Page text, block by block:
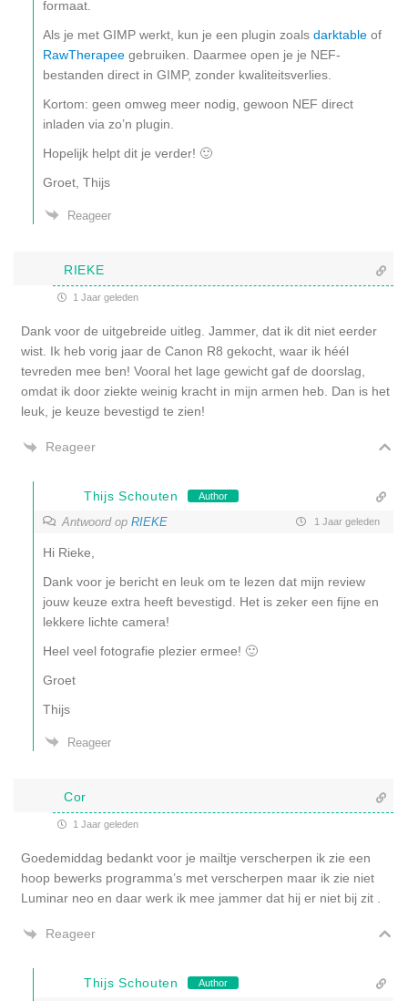
formaat.
Als je met GIMP werkt, kun je een plugin zoals darktable of
RawTherapee gebruiken. Daarmee open je je NEF-
bestanden direct in GIMP, zonder kwaliteitsverlies.
Kortom: geen omweg meer nodig, gewoon NEF direct
inladen via zo’n plugin.
Hopelijk helpt dit je verder! 🙂
Groet, Thijs
Reageer
RIEKE
1 Jaar geleden
Dank voor de uitgebreide uitleg. Jammer, dat ik dit niet eerder
wist. Ik heb vorig jaar de Canon R8 gekocht, waar ik héél
tevreden mee ben! Vooral het lage gewicht gaf de doorslag,
omdat ik door ziekte weinig kracht in mijn armen heb. Dan is het
leuk, je keuze bevestigd te zien!
Reageer
Thijs Schouten Author
Antwoord op RIEKE 1 Jaar geleden
Hi Rieke,
Dank voor je bericht en leuk om te lezen dat mijn review
jouw keuze extra heeft bevestigd. Het is zeker een fijne en
lekkere lichte camera!
Heel veel fotografie plezier ermee! 🙂
Groet
Thijs
Reageer
Cor
1 Jaar geleden
Goedemiddag bedankt voor je mailtje verscherpen ik zie een
hoop bewerks programma’s met verscherpen maar ik zie niet
Luminar neo en daar werk ik mee jammer dat hij er niet bij zit .
Reageer
Thijs Schouten Author